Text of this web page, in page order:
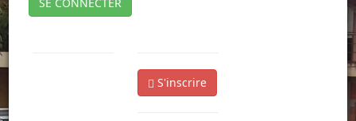
S'inscrire